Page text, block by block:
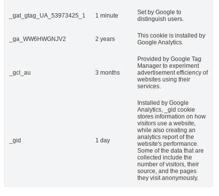
_gat_gtag_UA_53973425_1 1 minute
Set by Google to
distinguish users.
_ga_WW6HWGNJV2 2 years
This cookie is installed by
Google Analytics.
_gcl_au 3 months
Provided by Google Tag
Manager to experiment
advertisement efficiency of
websites using their
services.
_gid 1 day
Installed by Google
Analytics, _gid cookie
stores information on how
visitors use a website,
while also creating an
analytics report of the
website's performance.
Some of the data that are
collected include the
number of visitors, their
source, and the pages
they visit anonymously.